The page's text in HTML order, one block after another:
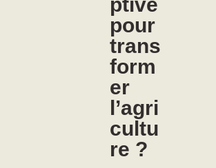
ptive
pour
trans
form
er
l’agri
cultu
re ?